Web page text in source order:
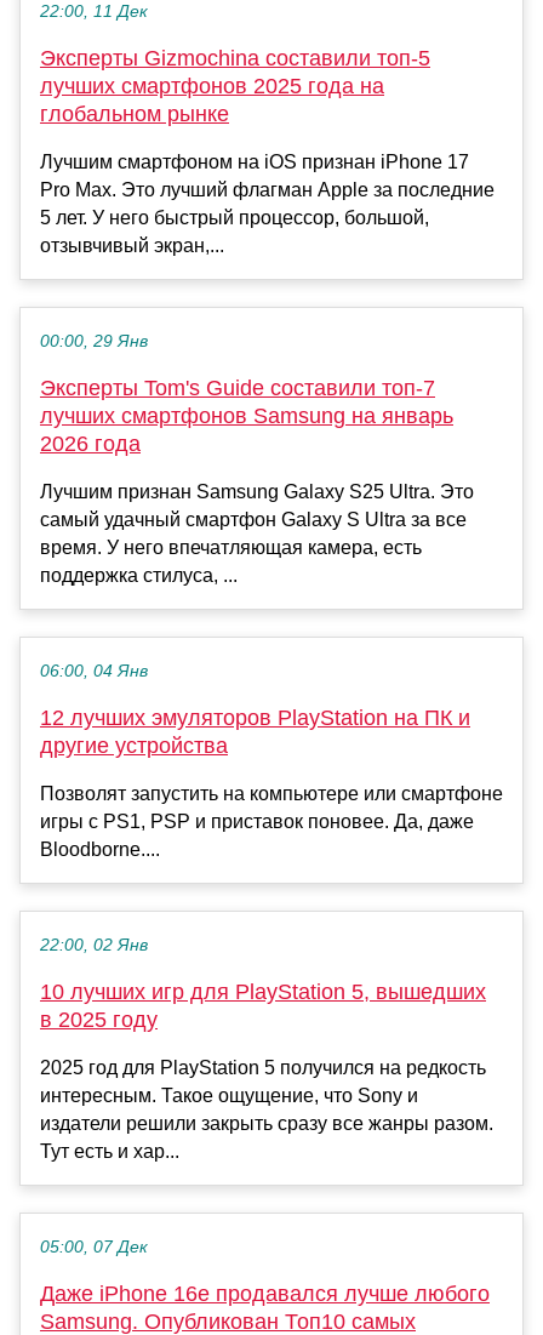
22:00, 11 Дек
Эксперты Gizmochina составили топ-5
лучших смартфонов 2025 года на
глобальном рынке
Лучшим смартфоном на iOS признан iPhone 17
Pro Max. Это лучший флагман Apple за последние
5 лет. У него быстрый процессор, большой,
отзывчивый экран,...
00:00, 29 Янв
Эксперты Tom's Guide составили топ-7
лучших смартфонов Samsung на январь
2026 года
Лучшим признан Samsung Galaxy S25 Ultra. Это
самый удачный смартфон Galaxy S Ultra за все
время. У него впечатляющая камера, есть
поддержка стилуса, ...
06:00, 04 Янв
12 лучших эмуляторов PlayStation на ПК и
другие устройства
Позволят запустить на компьютере или смартфоне
игры с PS1, PSP и приставок поновее. Да, даже
Bloodborne....
22:00, 02 Янв
10 лучших игр для PlayStation 5, вышедших
в 2025 году
2025 год для PlayStation 5 получился на редкость
интересным. Такое ощущение, что Sony и
издатели решили закрыть сразу все жанры разом.
Тут есть и хар...
05:00, 07 Дек
Даже iPhone 16e продавался лучше любого
Samsung. Опубликован Топ10 самых